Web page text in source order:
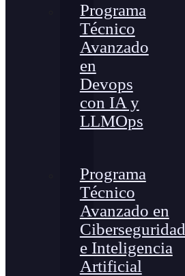
Programa
Técnico
Avanzado
en
Devops
con IA y
LLMOps
Programa
Técnico
Avanzado en
Ciberseguridad
e Inteligencia
Artificial